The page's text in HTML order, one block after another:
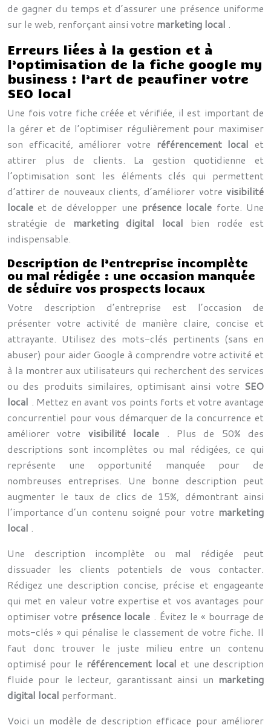
de gagner du temps et d’assurer une présence uniforme
sur le web, renforçant ainsi votre marketing local .
Erreurs liées à la gestion et à
l’optimisation de la fiche google my
business : l’art de peaufiner votre
SEO local
Une fois votre fiche créée et vérifiée, il est important de
la gérer et de l’optimiser régulièrement pour maximiser
son efficacité, améliorer votre référencement localet
attirer plus de clients. La gestion quotidienne et
l’optimisation sont les éléments clés qui permettent
d’attirer de nouveaux clients, d’améliorer votre visibilité
localeet de développer une présence locale forte. Une
stratégie de marketing digital local bien rodée est
indispensable.
Description de l’entreprise incomplète
ou mal rédigée : une occasion manquée
de séduire vos prospects locaux
Votre description d’entreprise est l’occasion de
présenter votre activité de manière claire, concise et
attrayante. Utilisez des mots-clés pertinents (sans en
abuser) pour aider Google à comprendre votre activité et
à la montrer aux utilisateurs qui recherchent des services
ou des produits similaires, optimisant ainsi votre SEO
local . Mettez en avant vos points forts et votre avantage
concurrentiel pour vous démarquer de la concurrence et
améliorer votre visibilité locale . Plus de 50% des
descriptions sont incomplètes ou mal rédigées, ce qui
représente une opportunité manquée pour de
nombreuses entreprises. Une bonne description peut
augmenter le taux de clics de 15%, démontrant ainsi
l’importance d’un contenu soigné pour votre marketing
local .
Une description incomplète ou mal rédigée peut
dissuader les clients potentiels de vous contacter.
Rédigez une description concise, précise et engageante
qui met en valeur votre expertise et vos avantages pour
optimiser votre présence locale . Évitez le « bourrage de
mots-clés » qui pénalise le classement de votre fiche. Il
faut donc trouver le juste milieu entre un contenu
optimisé pour le référencement localet une description
fluide pour le lecteur, garantissant ainsi un marketing
digital local performant.
Voici un modèle de description efficace pour améliorer